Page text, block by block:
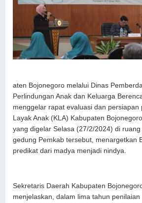
aten Bojonegoro melalui Dinas
Perlindungan Anak dan Keluarga
menggelar rapat evaluasi dan persiapan
Layak Anak (KLA) Kabupaten
yang digelar Selasa (27/2/2024) di ruang
gedung Pemkab tersebut, menargetkan
predikat dari madya menjadi nindya.
Sekretaris Daerah Kabupaten
menjelaskan, dalam lima tahun